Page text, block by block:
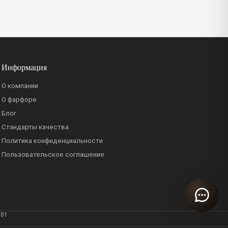
Информация
О компании
О фарфоре
Блог
Стандарты качества
Политика конфиденциальности
Пользовательское соглашение